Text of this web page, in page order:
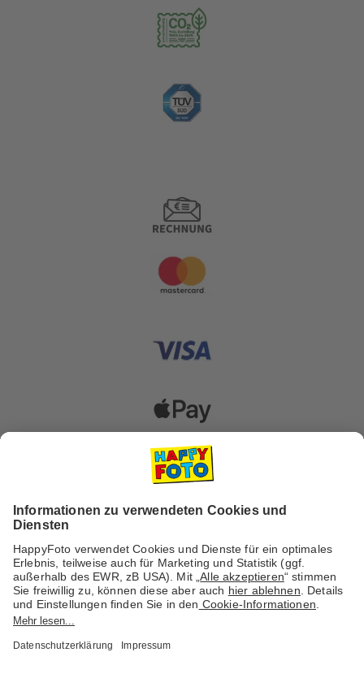
Versanddienstleister